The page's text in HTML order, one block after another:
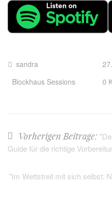
sandra
Blockhaus Sessions
0
Vorherigen Beitrage:
Guide für die richtige
"Im Wettstreit mit sich selbst: